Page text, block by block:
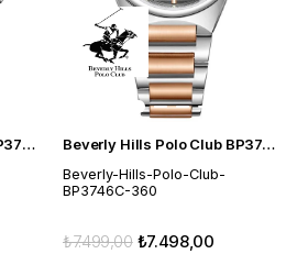
Beverly Hills Polo Club BP3721X.560 Erkek Kol Saati Beverly Hills Polo Club BP3746C.360 Kadın Kol Saati
Beverly-Hills-Polo-Club-
BP3746C-360
₺7.498,00
₺7.499,00